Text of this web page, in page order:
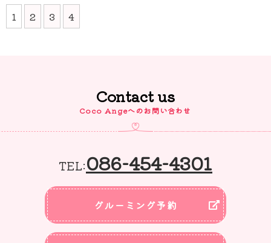
1 2 3 4
Contact us
Coco Angeへのお問い合わせ
TEL:086-454-4301
グルーミング予約